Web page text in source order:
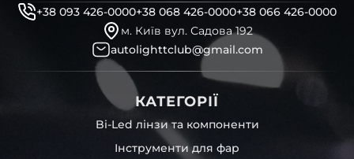
+38 093 426-0000+38 068 426-0000+38 066 426-0000
м. Київ вул. Садова 192
autolighttclub@gmail.com
КАТЕГОРІЇ
Bi-Led лінзи та компоненти
Інструменти для фар